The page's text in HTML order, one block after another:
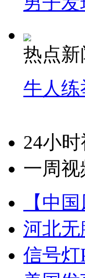
热点新
牛人
24小
一周
【中
河北无
信号灯